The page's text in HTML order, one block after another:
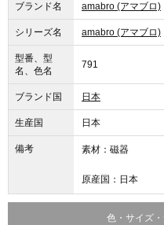
ブランド名 amabro (アマブロ)
シリーズ名 amabro (アマブロ)
型番、型
名、色名
791
ブランド国 日本
生産国 日本
備考 素材：磁器
原産国：日本
色・サイズ